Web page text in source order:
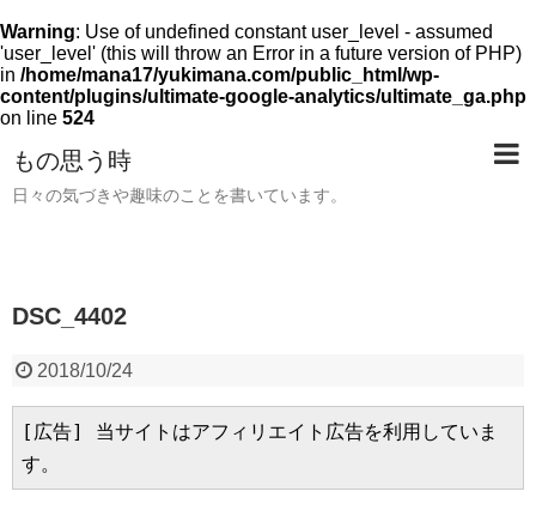
Warning: Use of undefined constant user_level - assumed
'user_level' (this will throw an Error in a future version of PHP)
in /home/mana17/yukimana.com/public_html/wp-
content/plugins/ultimate-google-analytics/ultimate_ga.php
on line 524
もの思う時
日々の気づきや趣味のことを書いています。
DSC_4402
2018/10/24
[広告] 当サイトはアフィリエイト広告を利用していま
す。